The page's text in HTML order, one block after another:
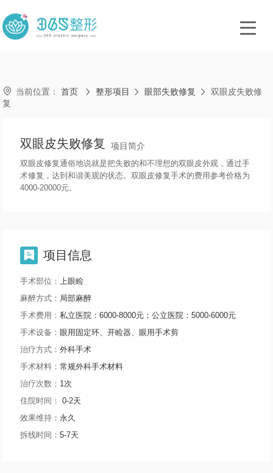
 当前位置： 首页  整形项目  眼部失败修复 
双眼皮失败修
复
双眼皮失败修复 项目简介
双眼皮修复通俗地说就是把失败的和不理想的双眼皮外观，通过手
术修复，达到和谐美观的状态。双眼皮修复手术的费用参考价格为
4000-20000元。
 项目信息
手术部位：上眼睑
麻醉方式： 局部麻醉
手术费用：私立医院：6000-8000元；公立医院：5000-6000元
手术设备： 眼用固定环、开睑器、眼用手术剪
治疗方式：外科手术
手术材料：常规外科手术材料
治疗次数： 1次
住院时间：
0-2天
效果维持：永久
拆线时间：5-7天